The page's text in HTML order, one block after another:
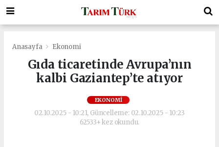
Anasayfa Ekonomi
Gıda ticaretinde Avrupa’nın
kalbi Gaziantep’te atıyor
EKONOMI
02.10.2025 - 10:21, Güncelleme: 02.10.2025 - 10:23
62533+ kez okundu.